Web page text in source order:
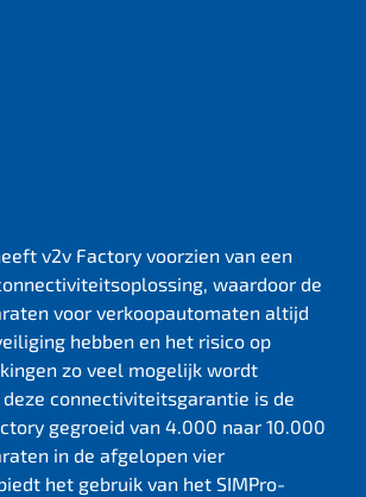
v2v Factory voorzien van een
waardoor de
voor verkoopautomaten altijd
hebben en het risico op
zo veel mogelijk wordt
connectiviteitsgarantie is de
gegroeid van 4.000 naar 10.000
in de afgelopen vier
het gebruik van het SIMPro-